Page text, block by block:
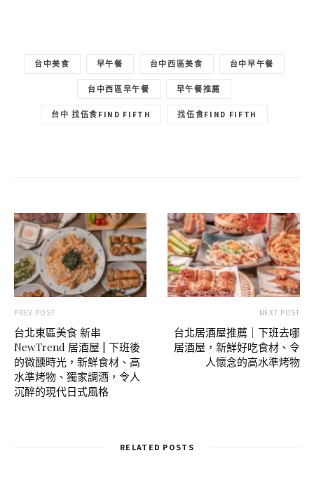
台中美食 早午餐 台中西區美食 台中早午餐
台中西區早午餐 早午餐推薦
台中 找伍食FIND FIFTH 找伍食FIND FIFTH
PREV POST
台北東區美食 新串
NewTrend 居酒屋 | 下班後
的微醺時光，新鮮食材、高
水準烤物、獨家調酒，令人
沉醉的現代日式風格
NEXT POST
台北居酒屋推薦｜下班去哪
居酒屋，新鮮好吃食材、令
人懷念的高水準烤物
RELATED POSTS